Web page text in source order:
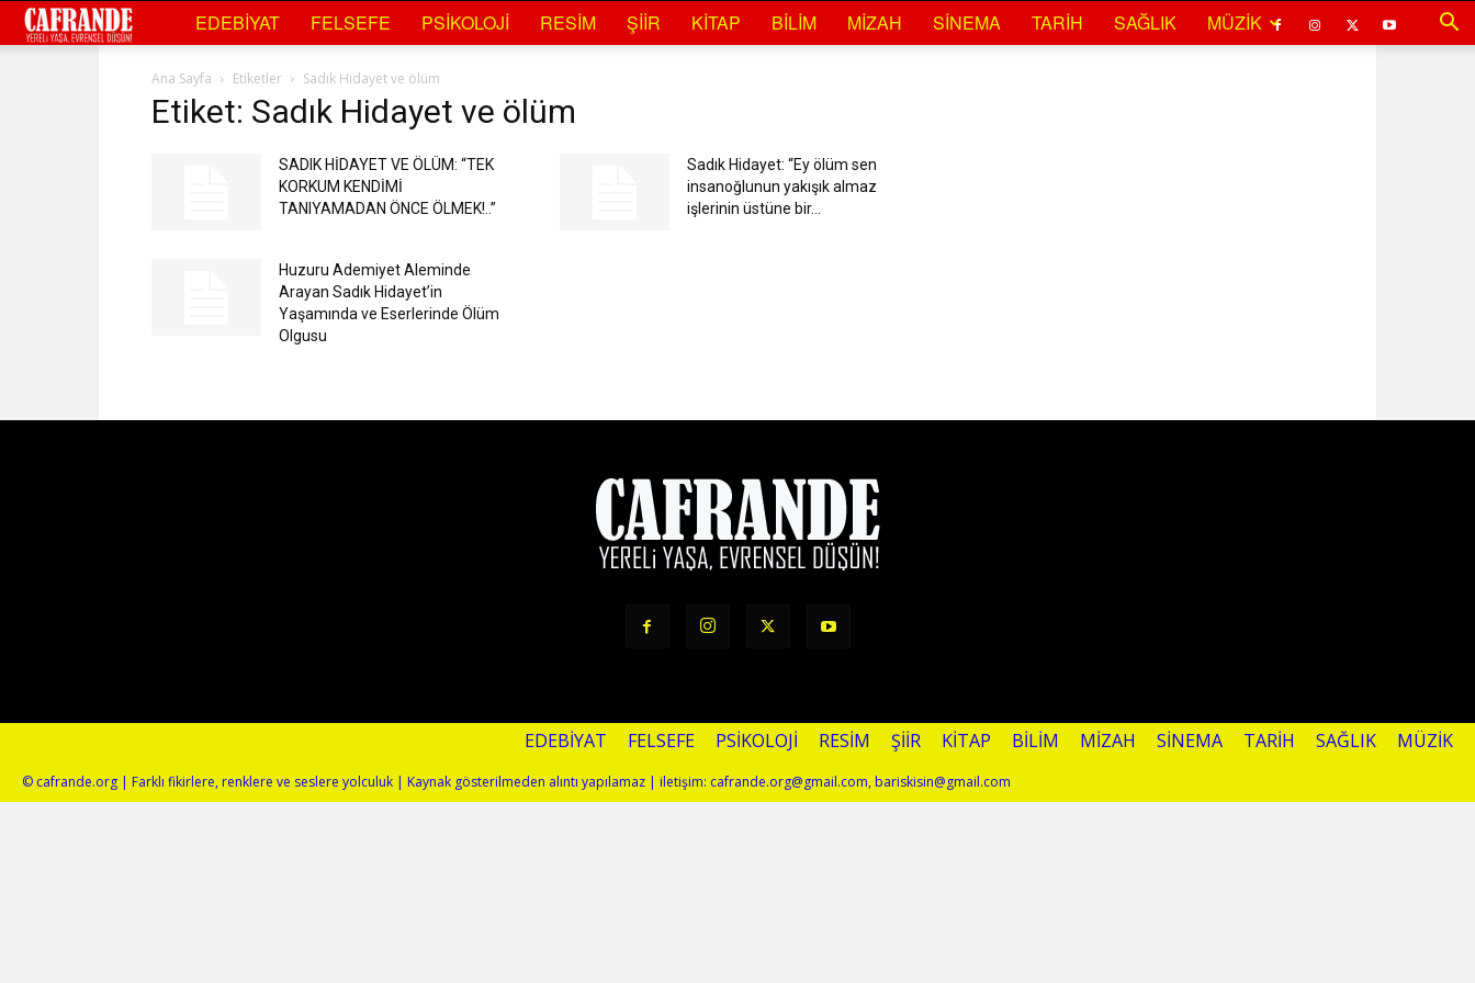
Cafrande
Sanat
EDEBIYAT FELSEFE PSIKOLOJI RESIM ŞIIR KITAP BILIM MIZAH SINEMA TARIH SAĞLIK MÜZIK
Ana Sayfa Etiketler Sadık Hidayet ve ölüm
Etiket: Sadık Hidayet ve ölüm
SADIK HİDAYET VE ÖLÜM: “TEK
KORKUM KENDİMİ
TANIYAMADAN ÖNCE ÖLMEK!..”
Sadık Hidayet: “Ey ölüm sen
insanoğlunun yakışık almaz
işlerinin üstüne bir...
Huzuru Ademiyet Aleminde
Arayan Sadık Hidayet’in
Yaşamında ve Eserlerinde Ölüm
Olgusu
EDEBIYAT FELSEFE PSIKOLOJI RESIM ŞIIR KITAP BILIM MIZAH SINEMA TARIH SAĞLIK MÜZIK
© cafrande.org | Farklı fikirlere, renklere ve seslere yolculuk | Kaynak gösterilmeden alıntı yapılamaz | iletişim: cafrande.org@gmail.com, bariskisin@gmail.com